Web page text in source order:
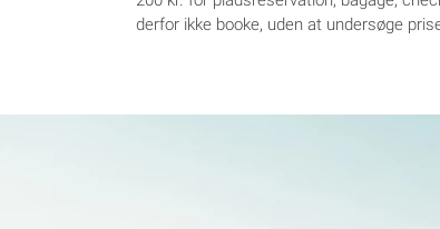
derfor ikke booke, uden at undersøge